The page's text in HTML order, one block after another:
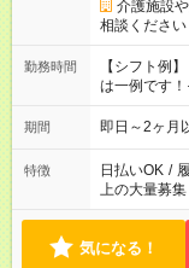
介護施設
相談ください
勤務時間
【シフト例】
は一例です
期間 即日～2ヶ月
特徴 日払いOK /
上の大量募集
気になる！